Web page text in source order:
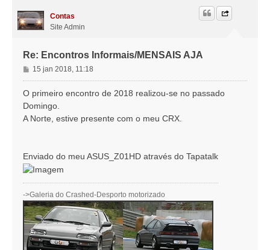
Contas
Site Admin
Re: Encontros Informais/MENSAIS AJA
M
e
n
g
15 jan 2018, 11:18
O primeiro encontro de 2018 realizou-se no passado
Domingo.
A Norte, estive presente com o meu CRX.
Enviado do meu ASUS_Z01HD através do Tapatalk
->Galeria do Crashed-Desporto motorizado